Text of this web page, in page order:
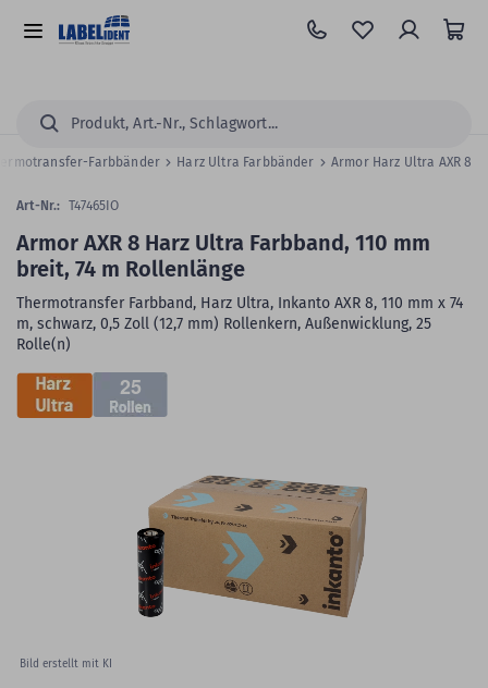
Hauptinhalt
springen
Alle
Suchen...
Farbbänder Harz Ultra Farbbänder Armor Harz Ultra AXR 8
Zum
Ende
der
25
Bild erstellt mit KI
Skip
the
Armor AXR 8 Harz Ultra Farbband, 110 mm
breit, 74 m Rollenlänge
Thermotransfer Farbband, Harz Ultra, Inkanto AXR 8, 110 mm x 74
m, schwarz, 0,5 Zoll (12,7 mm) Rollenkern, Außenwicklung, 25
Rolle(n)
Art-Nr.: T47465IO